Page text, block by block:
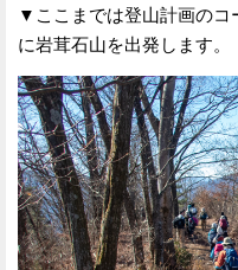
▼ここまでは登山計画のコ
に岩茸石山を出発します。